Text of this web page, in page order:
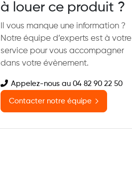
à louer ce produit ?
Il vous manque une information ?
Notre équipe d’experts est à votre
service pour vous accompagner
dans votre évènement.
Appelez-nous au 04 82 90 22 50
Contacter notre équipe